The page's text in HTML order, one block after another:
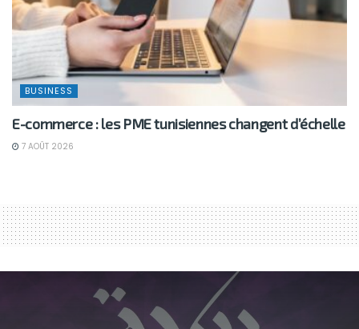
BUSINESS
E-commerce : les PME tunisiennes changent d’échelle
7 AOÛT 2026